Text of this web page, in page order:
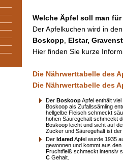
Welche Äpfel soll man
Der Apfelkuchen wird in
Boskopp, Elstar,
Hier finden Sie kurze
Die Nährwerttabelle des
Die Nährwerttabelle des
Der BoskoopApfel enthält viel
Boskoop als Zufallssämling
hellgelbe Fleisch schmeckt
hohen Säuregehalt schmeckt
Boskoop leicht und sieht auf
Zucker und Säuregehalt ist
Der Idared Apfel wurde 1935
gewonnen und kommt aus
Fruchtfleiß schmeckt intensiv
C Gehalt.